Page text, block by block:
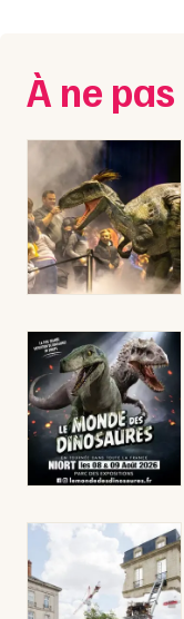
Spectacles
Concerts
Sports
Soirées
Expos
Sorties & loisirs
Cirque en
Cirque dans les
Montpellier
Nantes
Nice
Paris
Strasbourg
Toulouse
Toutes les villes
À ne